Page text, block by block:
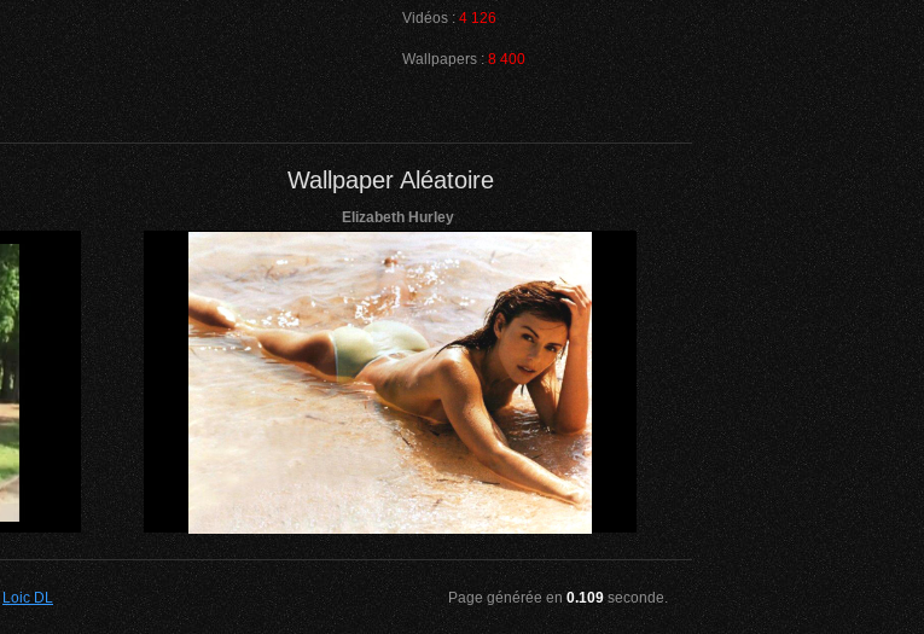
Vidéos : 4 126
Wallpapers :8 400
Wallpaper Aléatoire
Elizabeth Hurley
Loic DL Page générée en 0.109 seconde.